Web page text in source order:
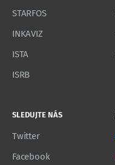
STARFOS
INKAVIZ
ISTA
ISRB
SLEDUJTE NÁS
Twitter
Facebook